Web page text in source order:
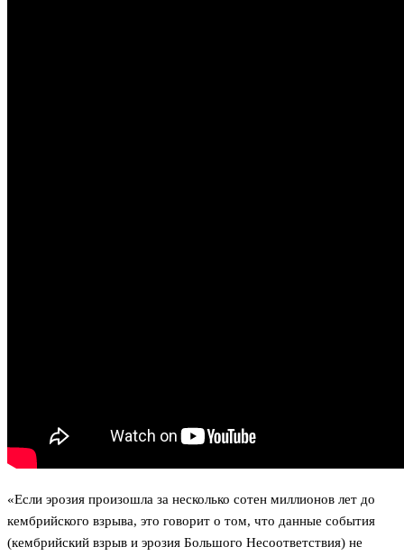
«Если эрозия произошла за несколько сотен миллионов лет до
кембрийского взрыва, это говорит о том, что данные события
(кембрийский взрыв и эрозия Большого Несоответствия) не